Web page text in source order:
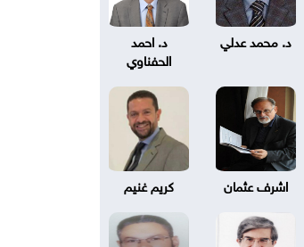
د. محمد عدلي
د. احمد
الحفناوي
اشرف عثمان كريم غنيم